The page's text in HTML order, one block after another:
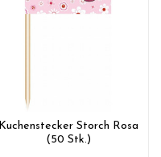
Kuchenstecker Storch Rosa
(50 Stk.)